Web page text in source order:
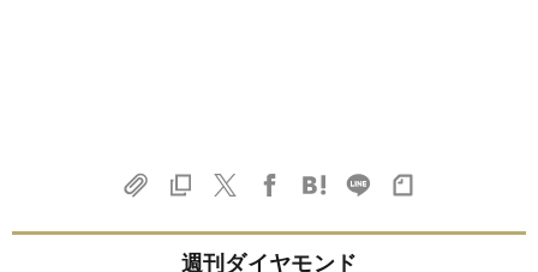
週刊ダイヤモンド